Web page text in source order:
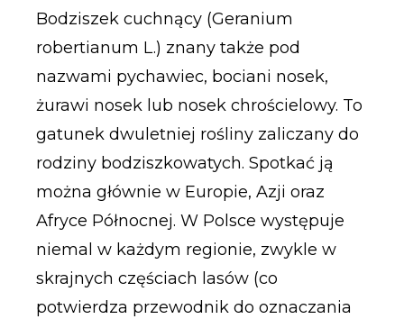
Bodziszek cuchnący (Geranium
robertianum L.) znany także pod
nazwami pychawiec, bociani nosek,
żurawi nosek lub nosek chrościelowy. To
gatunek dwuletniej rośliny zaliczany do
rodziny bodziszkowatych. Spotkać ją
można głównie w Europie, Azji oraz
Afryce Północnej. W Polsce występuje
niemal w każdym regionie, zwykle w
skrajnych częściach lasów (co
potwierdza przewodnik do oznaczania